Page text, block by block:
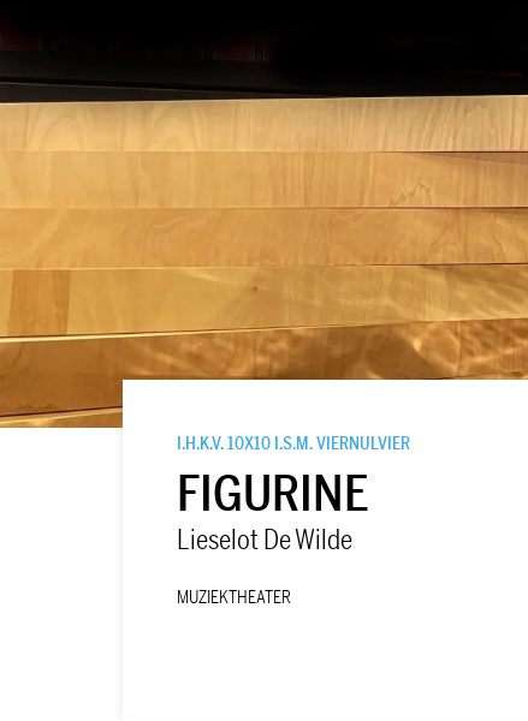
FIGURINE
Lieselot De Wilde
I.H.K.V. 10X10 I.S.M. VIERNULVIER
MUZIEKTHEATER